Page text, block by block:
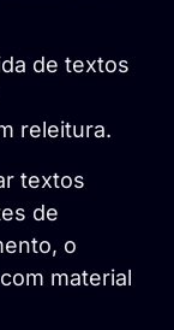
de textos
releitura.
textos
de
o
material